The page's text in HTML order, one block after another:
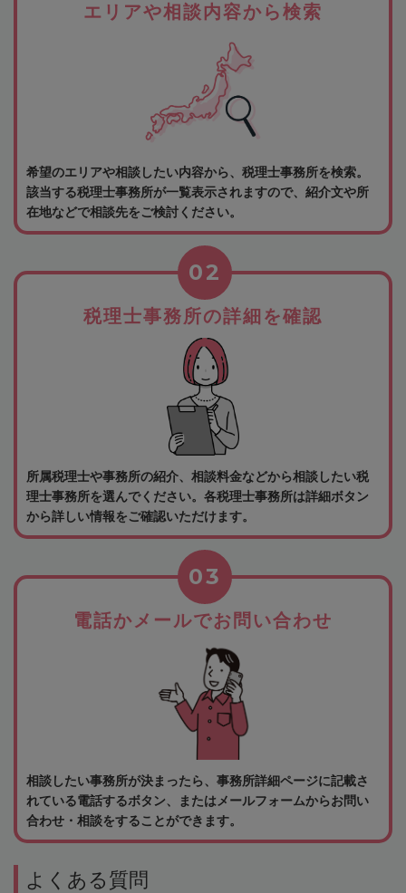
エリアや相談内容から検索
希望のエリアや相談したい内容から、税理士事務所を検索。
該当する税理士事務所が一覧表示されますので、紹介文や所
在地などで相談先をご検討ください。
税理士事務所の詳細を確認
02
所属税理士や事務所の紹介、相談料金などから相談したい税
理士事務所を選んでください。各税理士事務所は詳細ボタン
から詳しい情報をご確認いただけます。
電話かメールでお問い合わせ
03
相談したい事務所が決まったら、事務所詳細ページに記載さ
れている電話するボタン、またはメールフォームからお問い
合わせ・相談をすることができます。
よくある質問